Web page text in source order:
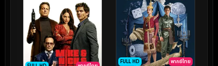
FULL HD พากย์ไทย